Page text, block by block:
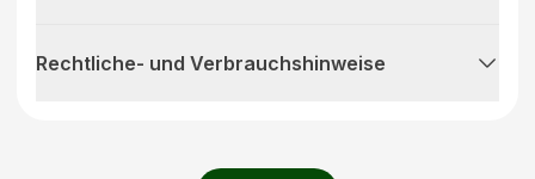
Rechtliche- und Verbrauchshinweise